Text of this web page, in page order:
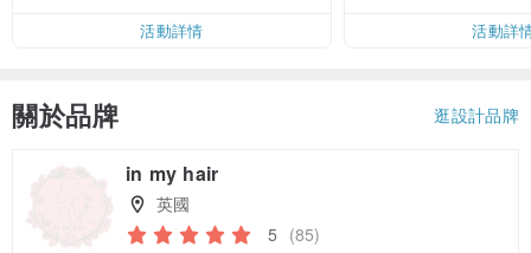
活動詳情
活動詳
關於品牌 逛設計品牌
in my hair
英國
5 (85)